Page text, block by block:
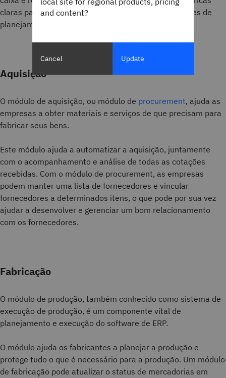
claras para uma empresa e pode ajudar nas operações de
planejamento de produção.
Aquisição
O módulo de aquisição, ou módulo de procurement, ajuda as
empresas a obter materiais e serviços de que precisam para
fabricar seus bens.
Este módulo ajuda a automatizar a aquisição, juntamente
com o acompanhamento e análise de todas as cotações
recebidas. Com o módulo de procurement, as empresas
podem manter uma lista de fornecedores e vincular
fornecedores a determinados itens, o que pode por sua vez
ajudar a desenvolver e gerenciar um bom relacionamento
com os fornecedores.
Fabricação
O módulo de produção, também conhecido como sistema de
execução de produção, é um componente vital de
planejamento e execução do software de ERP.
O módulo ajuda os fabricantes a planejar a produção e
protege tudo o que é necessário para a produção. Um módulo
de fabricação pode atualizar o status de mercadorias em
and content?
Cancel Update